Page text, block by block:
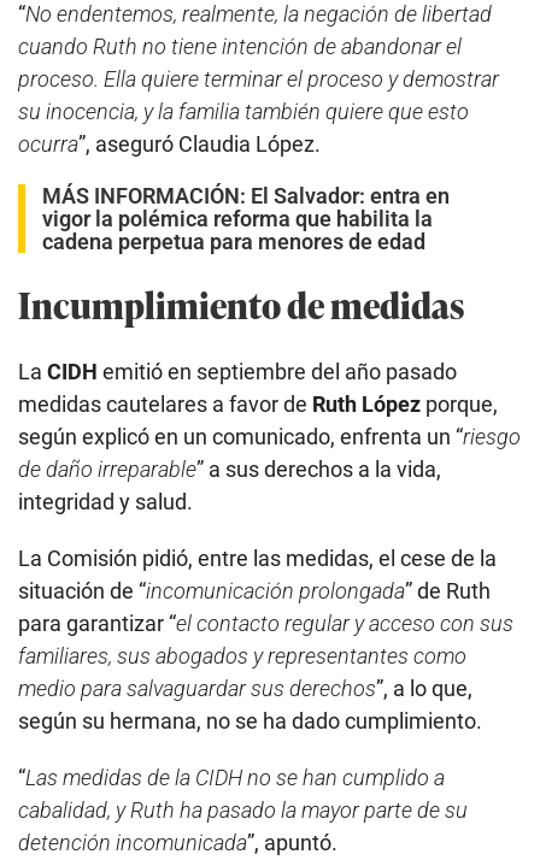
“No endentemos, realmente, la negación de libertad
cuando Ruth no tiene intención de abandonar el
proceso. Ella quiere terminar el proceso y demostrar
su inocencia, y la familia también quiere que esto
ocurra”, aseguró Claudia López.
MÁS INFORMACIÓN: El Salvador: entra en
vigor la polémica reforma que habilita la
cadena perpetua para menores de edad
Incumplimiento de medidas
La CIDH emitió en septiembre del año pasado
medidas cautelares a favor de Ruth López porque,
según explicó en un comunicado, enfrenta un “riesgo
de daño irreparable” a sus derechos a la vida,
integridad y salud.
La Comisión pidió, entre las medidas, el cese de la
situación de “incomunicación prolongada” de Ruth
para garantizar “el contacto regular y acceso con sus
familiares, sus abogados y representantes como
medio para salvaguardar sus derechos”, a lo que,
según su hermana, no se ha dado cumplimiento.
“Las medidas de la CIDH no se han cumplido a
cabalidad, y Ruth ha pasado la mayor parte de su
detención incomunicada”, apuntó.